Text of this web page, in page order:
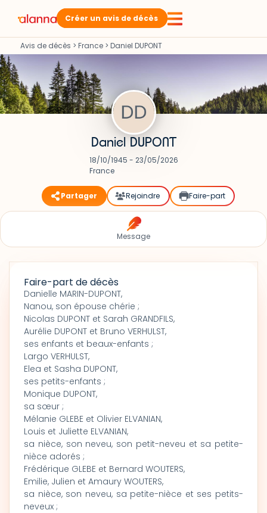
Créer un avis de décès
Avis de décès > France > Daniel DUPONT
Daniel DUPONT
18/10/1945 - 23/05/2026
France
Partager Rejoindre Faire-part
Message
Faire-part de décès
Danielle MARIN-DUPONT,
Nanou, son épouse chérie ;
Nicolas DUPONT et Sarah GRANDFILS,
Aurélie DUPONT et Bruno VERHULST,
ses enfants et beaux-enfants ;
Largo VERHULST,
Elea et Sasha DUPONT,
ses petits-enfants ;
Monique DUPONT,
sa sœur ;
Mélanie GLEBE et Olivier ELVANIAN,
Louis et Juliette ELVANIAN,
sa nièce, son neveu, son petit-neveu et sa petite-
nièce adorés ;
Frédérique GLEBE et Bernard WOUTERS,
Emilie, Julien et Amaury WOUTERS,
sa nièce, son neveu, sa petite-nièce et ses petits-
neveux ;